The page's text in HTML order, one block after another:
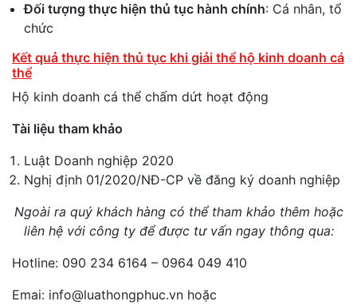
Đối tượng thực hiện thủ tục hành chính: Cá nhân, tổ
chức
Kết quả thực hiện thủ tục khi giải thể hộ kinh doanh cá
thể
Hộ kinh doanh cá thể chấm dứt hoạt động
Tài liệu tham khảo
Luật Doanh nghiệp 2020
Nghị định 01/2020/NĐ-CP về đăng ký doanh nghiệp
Ngoài ra quý khách hàng có thể tham khảo thêm hoặc
liên hệ với công ty để được tư vấn ngay thông qua:
Hotline: 090 234 6164 – 0964 049 410
Emai: info@luathongphuc.vn hoặc